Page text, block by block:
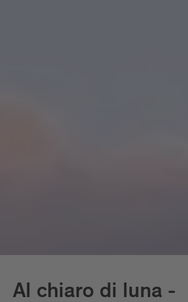
Al chiaro di luna -